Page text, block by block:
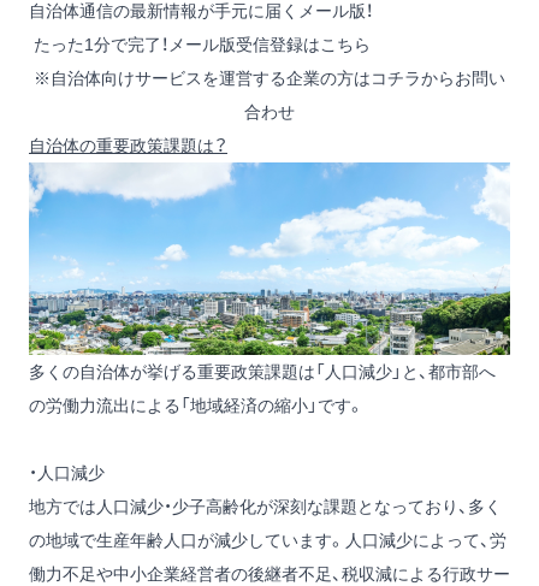
自治体通信の最新情報が手元に届くメール版！
たった1分で完了！メール版受信登録はこちら
※自治体向けサービスを運営する企業の方はコチラからお問い
合わせ
自治体の重要政策課題は？
多くの自治体が挙げる重要政策課題は「人口減少」と、都市部へ
の労働力流出による「地域経済の縮小」です。
・人口減少
地方では人口減少・少子高齢化が深刻な課題となっており、多く
の地域で生産年齢人口が減少しています。人口減少によって、労
働力不足や中小企業経営者の後継者不足、税収減による行政サー